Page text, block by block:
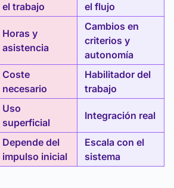
el trabajo
el flujo
Horas y
asistencia
Cambios en
criterios y
autonomía
Coste
necesario
Habilitador del
trabajo
Uso
superficial
Integración real
Depende del
impulso inicial
Escala con el
sistema